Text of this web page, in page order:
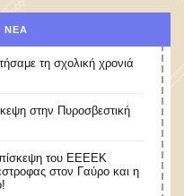
ΝΈΑ
τη σχολική χρονιά
στην Πυροσβεστική
του ΕΕΕΕΚ
στον Γαύρο και η